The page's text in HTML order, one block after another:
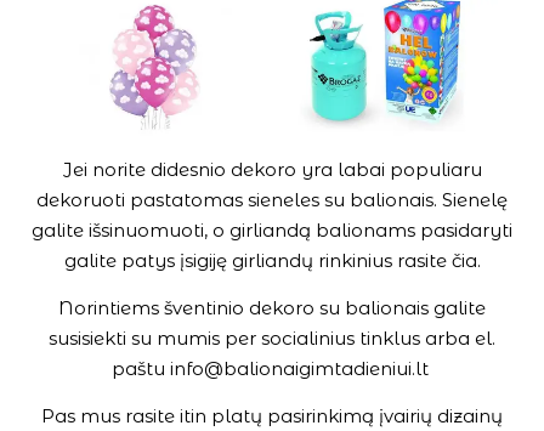
Jei norite didesnio dekoro yra labai populiaru
dekoruoti pastatomas sieneles su balionais. Sienelę
galite išsinuomuoti, o girliandą balionams pasidaryti
galite patys įsigiję girliandų rinkinius rasite čia.
Norintiems šventinio dekoro su balionais galite
susisiekti su mumis per socialinius tinklus arba el.
paštu info@balionaigimtadieniui.lt
Pas mus rasite itin platų pasirinkimą įvairių dizainų